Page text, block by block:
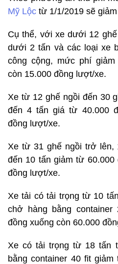
Mỹ Lộc từ 1/1/2019 sẽ
Cụ thể, với xe dưới 12
dưới 2 tấn và các loại xe
công cộng, mức phí
còn 15.000 đồng lượt/xe.
Xe từ 12 ghế ngồi đến 30
đến 4 tấn giá từ 40.000
đồng lượt/xe.
Xe từ 31 ghế ngồi trở
đến 10 tấn giảm từ 60.000
đồng lượt/xe.
Xe tải có tải trọng từ 10
chở hàng bằng
đồng xuống còn 60.000
Xe có tải trọng từ 18 tấn
bằng container 40 fit